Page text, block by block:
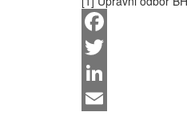
Facebook
Twitter
LinkedIn